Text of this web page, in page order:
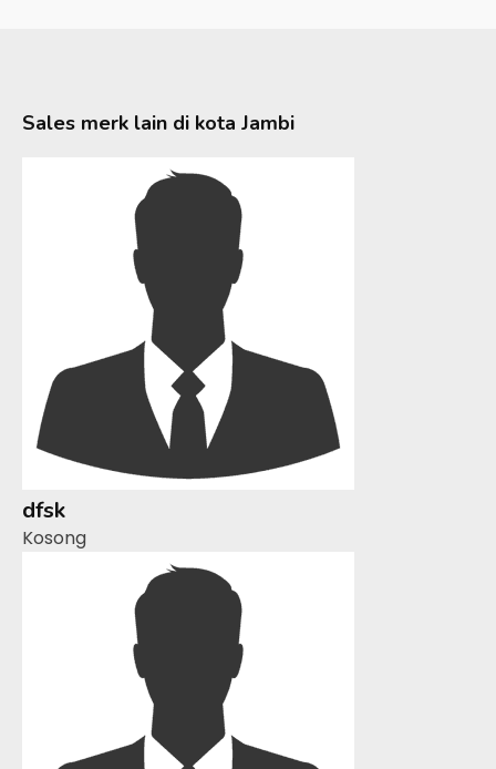
Sales merk lain di kota Jambi
dfsk
Kosong